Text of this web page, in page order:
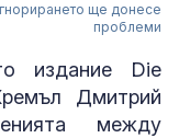
ще донесе
проблеми
издание Die
Дмитрий
между